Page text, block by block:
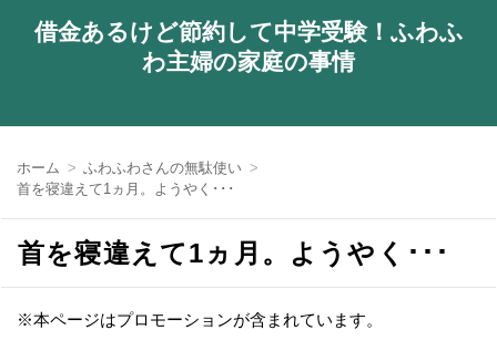
借金あるけど節約して中学受験！ふわふ
わ主婦の家庭の事情
ホーム
ふわふわさんの無駄使い
首を寝違えて1ヵ月。ようやく･･･
首を寝違えて1ヵ月。ようやく･･･
※本ページはプロモーションが含まれています。